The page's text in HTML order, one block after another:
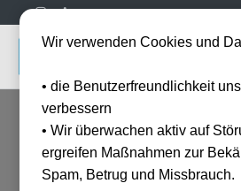
Wir verwenden Cookies und
• die Benutzerfreundlichkeit
verbessern
• Wir überwachen aktiv auf
ergreifen Maßnahmen zur
Spam, Betrug und Missbrauch.